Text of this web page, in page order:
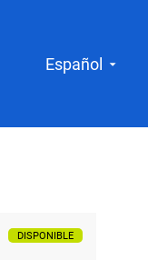
Español
DISPONIBLE